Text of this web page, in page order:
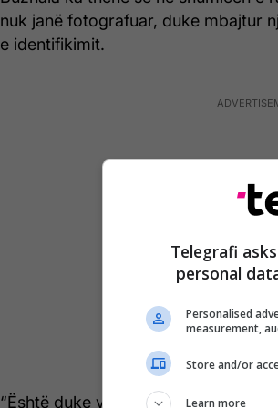
nuk janë fotografuar, duke mbajtur
e identifikimit.
“Është duke vazhduar periudha e
Telegrafi
personal
Personalised
measurement,
Store and/or
Learn more